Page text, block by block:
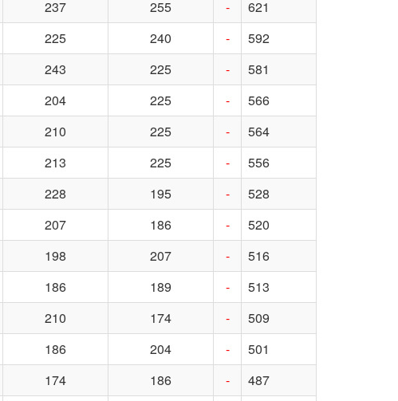
237 255 -
621
225 240 -
592
243 225 -
581
204 225 -
566
210 225 -
564
213 225 -
556
228 195 -
528
207 186 -
520
198 207 -
516
186 189 -
513
210 174 -
509
186 204 -
501
174 186 -
487